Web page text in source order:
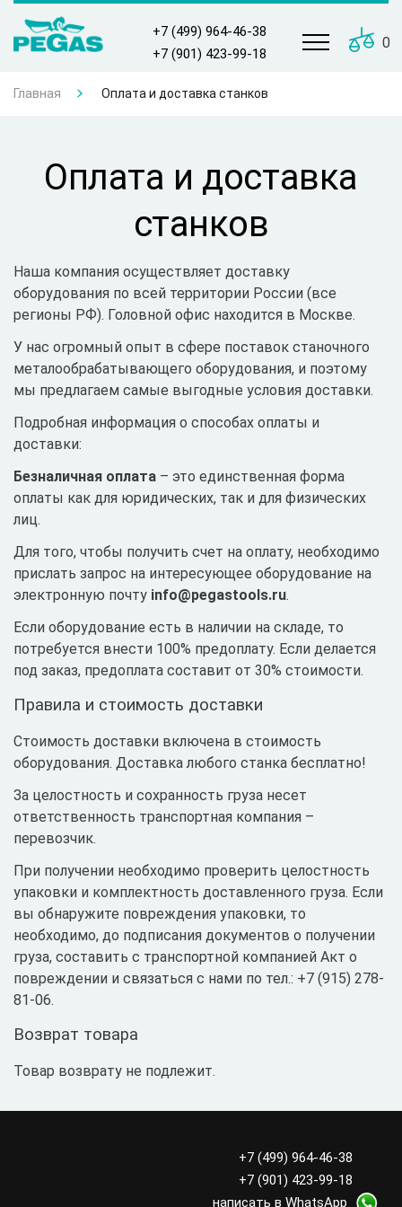
0
+7 (499) 964-46-38
+7 (901) 423-99-18
Главная Оплата и доставка станков
Оплата и доставка
станков
Наша компания осуществляет доставку
оборудования по всей территории России (все
регионы РФ). Головной офис находится в Москве.
У нас огромный опыт в сфере поставок станочного
металообрабатывающего оборудования, и поэтому
мы предлагаем самые выгодные условия доставки.
Подробная информация о способах оплаты и
доставки:
Безналичная оплата – это единственная форма
оплаты как для юридических, так и для физических
лиц.
Для того, чтобы получить счет на оплату, необходимо
прислать запрос на интересующее оборудование на
электронную почту info@pegastools.ru.
Если оборудование есть в наличии на складе, то
потребуется внести 100% предоплату. Если делается
под заказ, предоплата составит от 30% стоимости.
Правила и стоимость доставки
Стоимость доставки включена в стоимость
оборудования. Доставка любого станка бесплатно!
За целостность и сохранность груза несет
ответственность транспортная компания –
перевозчик.
При получении необходимо проверить целостность
упаковки и комплектность доставленного груза. Если
вы обнаружите повреждения упаковки, то
необходимо, до подписания документов о получении
груза, составить с транспортной компанией Акт о
повреждении и связаться с нами по тел.: +7 (915) 278-
81-06.
Возврат товара
Товар возврату не подлежит.
+7 (499) 964-46-38
+7 (901) 423-99-18
написать в WhatsApp